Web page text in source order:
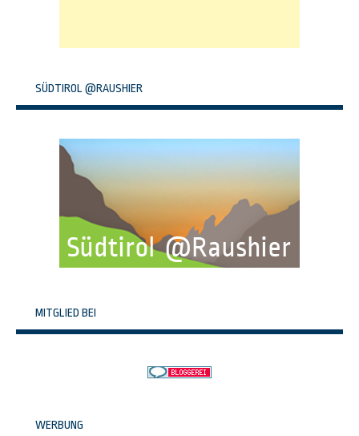
SÜDTIROL @RAUSHIER
MITGLIED BEI
WERBUNG